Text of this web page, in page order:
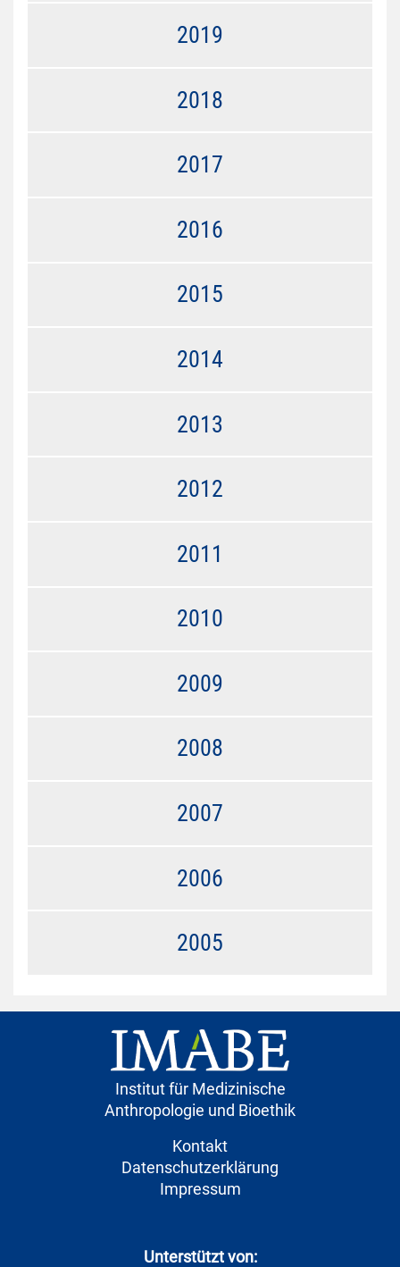
2019
2018
2017
2016
2015
2014
2013
2012
2011
2010
2009
2008
2007
2006
2005
Institut für Medizinische
Anthropologie und Bioethik
Kontakt
Datenschutzerklärung
Impressum
Unterstützt von: